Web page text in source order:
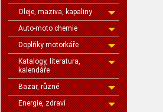
Oleje, maziva, kapaliny
Auto-moto chemie
Doplňky motorkáře
Katalogy, literatura,
kalendáře
Bazar, různé
Energie, zdraví